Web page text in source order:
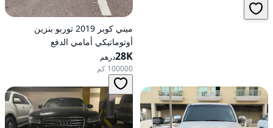
ميني كوبر 2019 توربو بنزين
أوتوماتيكي أمامي الدفع
28Kدرهم
100000 كم